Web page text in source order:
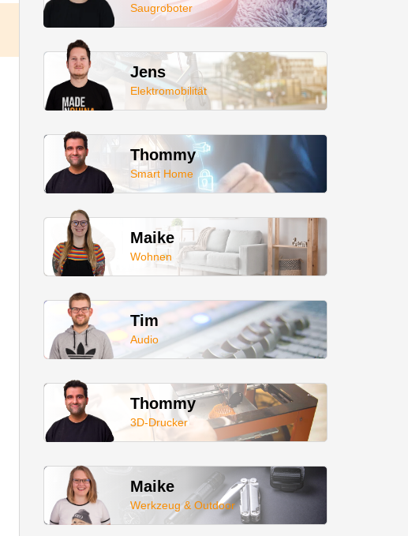
Saugroboter
Jens
Elektromobilität
Thommy
Smart Home
Maike
Wohnen
Tim
Audio
Thommy
3D-Drucker
Maike
Werkzeug & Outdoor